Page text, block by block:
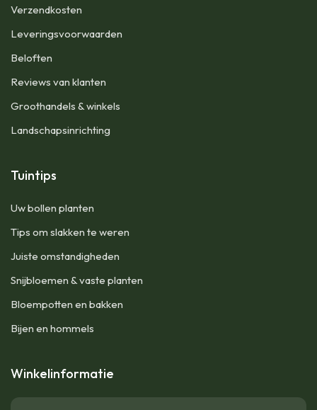
Verzendkosten
Leveringsvoorwaarden
Beloften
Reviews van klanten
Groothandels & winkels
Landschapsinrichting
Tuintips
Uw bollen planten
Tips om slakken te weren
Juiste omstandigheden
Snijbloemen & vaste planten
Bloempotten en bakken
Bijen en hommels
Winkelinformatie